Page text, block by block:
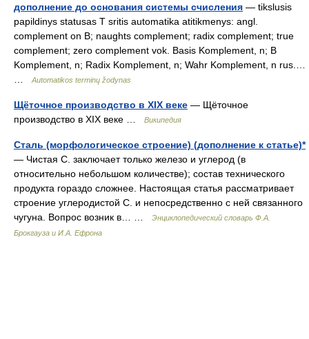
дополнение до основания системы счисления — tikslusis
papildinys statusas T sritis automatika atitikmenys: angl.
complement on B; naughts complement; radix complement; true
complement; zero complement vok. Basis Komplement, n; B
Komplement, n; Radix Komplement, n; Wahr Komplement, n rus.…
Automatikos terminų žodynas
Щёточное производство в XIX веке — Щёточное
производство в XIX веке …
Википедия
Сталь (морфологическое строение) (дополнение к статье)*
— Чистая С. заключает только железо и углерод (в
относительно небольшом количестве); состав технического
продукта гораздо сложнее. Настоящая статья рассматривает
строение углеродистой С. и непосредственно с ней связанного
чугуна. Вопрос возник в… …
Энциклопедический словарь Ф.А.
Брокгауза и И.А. Ефрона